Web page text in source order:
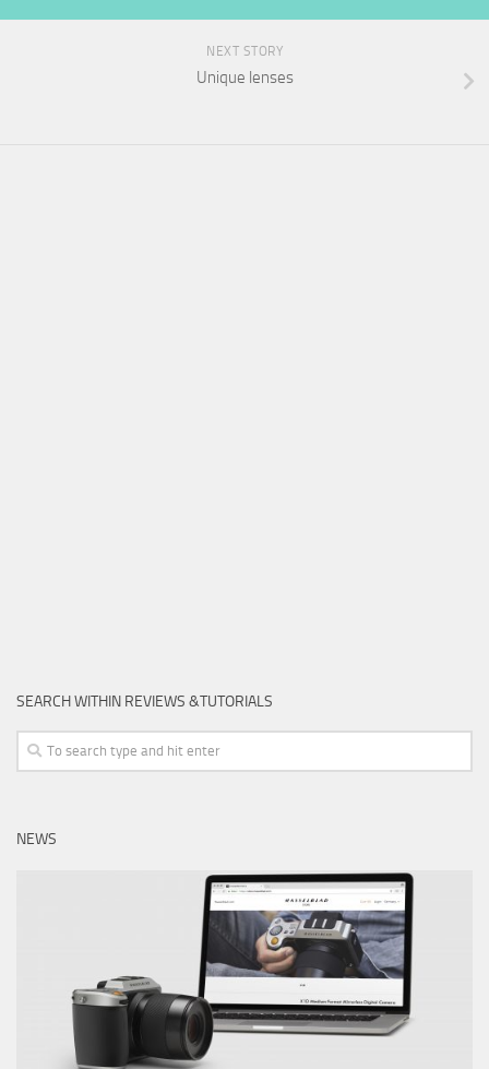
NEXT STORY
Unique lenses
SEARCH WITHIN REVIEWS &TUTORIALS
NEWS